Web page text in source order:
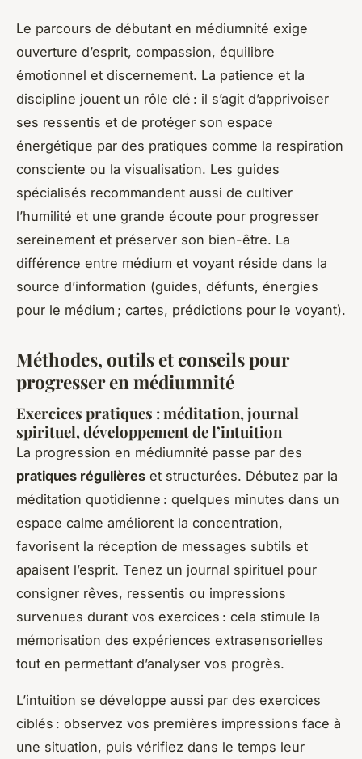
Le parcours de débutant en médiumnité exige
ouverture d’esprit, compassion, équilibre
émotionnel et discernement. La patience et la
discipline jouent un rôle clé : il s’agit d’apprivoiser
ses ressentis et de protéger son espace
énergétique par des pratiques comme la respiration
consciente ou la visualisation. Les guides
spécialisés recommandent aussi de cultiver
l’humilité et une grande écoute pour progresser
sereinement et préserver son bien-être. La
différence entre médium et voyant réside dans la
source d’information (guides, défunts, énergies
pour le médium ; cartes, prédictions pour le voyant).
Méthodes, outils et conseils pour
progresser en médiumnité
Exercices pratiques : méditation, journal
spirituel, développement de l’intuition
La progression en médiumnité passe par des
pratiques régulières et structurées. Débutez par la
méditation quotidienne : quelques minutes dans un
espace calme améliorent la concentration,
favorisent la réception de messages subtils et
apaisent l’esprit. Tenez un journal spirituel pour
consigner rêves, ressentis ou impressions
survenues durant vos exercices : cela stimule la
mémorisation des expériences extrasensorielles
tout en permettant d’analyser vos progrès.
L’intuition se développe aussi par des exercices
ciblés : observez vos premières impressions face à
une situation, puis vérifiez dans le temps leur